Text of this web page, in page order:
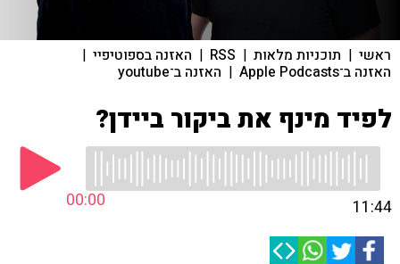
ראשי | תוכניות מלאות |
RSS
| האזנה בספוטיפיי |
האזנה ב־Apple Podcasts | האזנה ב־youtube
לפיד מינף את ביקור ביידן?
00:00 11:44